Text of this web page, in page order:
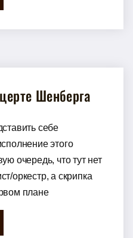
Шенберга
себе
этого
очередь, что тут нет
оркестр, а скрипка
плане